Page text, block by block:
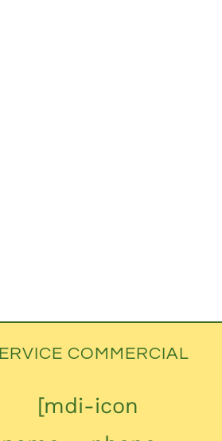
COMMERCIAL
[mdi-icon